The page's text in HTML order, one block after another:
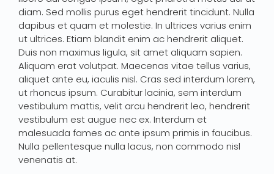
diam. Sed mollis purus eget hendrerit tincidunt. Nulla
dapibus et quam et molestie. In ultrices varius enim
ut ultrices. Etiam blandit enim ac hendrerit aliquet.
Duis non maximus ligula, sit amet aliquam sapien.
Aliquam erat volutpat. Maecenas vitae tellus varius,
aliquet ante eu, iaculis nisl. Cras sed interdum lorem,
ut rhoncus ipsum. Curabitur lacinia, sem interdum
vestibulum mattis, velit arcu hendrerit leo, hendrerit
vestibulum est augue nec ex. Interdum et
malesuada fames ac ante ipsum primis in faucibus.
Nulla pellentesque nulla lacus, non commodo nisl
venenatis at.